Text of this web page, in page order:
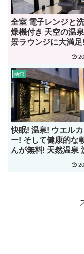
全室 電子レンジと
燥機付き 天空の温
景ラウンジに大満足
函館
快眠! 温泉! ウエル
ー! そして健康的な
んが無料! 天然温泉 漁火の